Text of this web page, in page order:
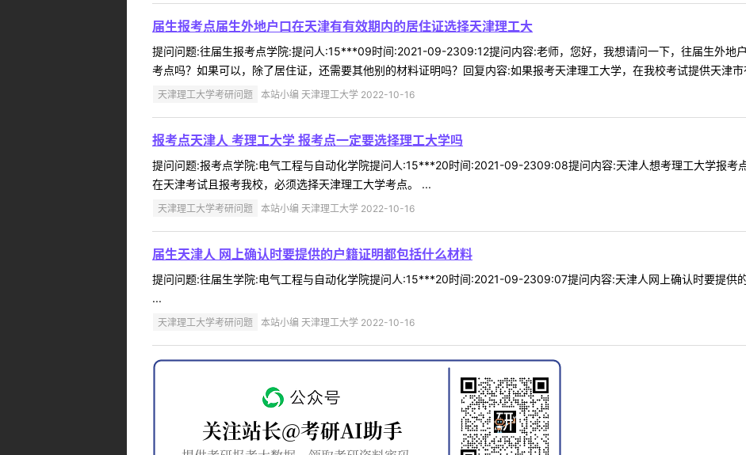
届生报考点届生外地户口在天津有有效期内的居住证选择天津理工大
提问问题:往届生报考点学院:提问人:15***09时间:2021-09-2309:12提问内容:老师，您好，我想请问一下，往届生外地
考点吗？如果可以，除了居住证，还需要其他别的材料证明吗？回复内容:如果报考天津理工大学，在我校考试提供天津
天津理工大学考研问题 本站小编 天津理工大学 2022-10-16
报考点天津人 考理工大学 报考点一定要选择理工大学吗
提问问题:报考点学院:电气工程与自动化学院提问人:15***20时间:2021-09-2309:08提问内容:天津人想考理工大学报考
在天津考试且报考我校，必须选择天津理工大学考点。 ...
天津理工大学考研问题 本站小编 天津理工大学 2022-10-16
届生天津人 网上确认时要提供的户籍证明都包括什么材料
提问问题:往届生学院:电气工程与自动化学院提问人:15***20时间:2021-09-2309:07提问内容:天津人网上确认时要提供
...
天津理工大学考研问题 本站小编 天津理工大学 2022-10-16